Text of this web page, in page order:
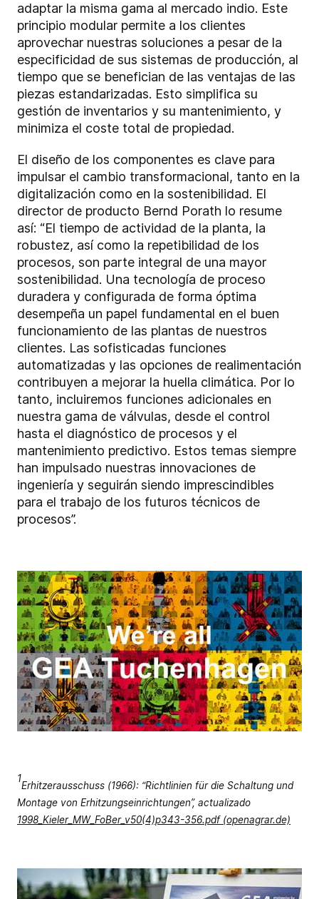
adaptar la misma gama al mercado indio. Este
principio modular permite a los clientes
aprovechar nuestras soluciones a pesar de la
especificidad de sus sistemas de producción, al
tiempo que se benefician de las ventajas de las
piezas estandarizadas. Esto simplifica su
gestión de inventarios y su mantenimiento, y
minimiza el coste total de propiedad.
El diseño de los componentes es clave para
impulsar el cambio transformacional, tanto en la
digitalización como en la sostenibilidad. El
director de producto Bernd Porath lo resume
así: “El tiempo de actividad de la planta, la
robustez, así como la repetibilidad de los
procesos, son parte integral de una mayor
sostenibilidad. Una tecnología de proceso
duradera y configurada de forma óptima
desempeña un papel fundamental en el buen
funcionamiento de las plantas de nuestros
clientes. Las sofisticadas funciones
automatizadas y las opciones de realimentación
contribuyen a mejorar la huella climática. Por lo
tanto, incluiremos funciones adicionales en
nuestra gama de válvulas, desde el control
hasta el diagnóstico de procesos y el
mantenimiento predictivo. Estos temas siempre
han impulsado nuestras innovaciones de
ingeniería y seguirán siendo imprescindibles
para el trabajo de los futuros técnicos de
procesos”.
1
Erhitzerausschuss (1966): “Richtlinien für die Schaltung und
Montage von Erhitzungseinrichtungen”, actualizado
1998_Kieler_MW_FoBer_v50(4)p343-356.pdf (openagrar.de)